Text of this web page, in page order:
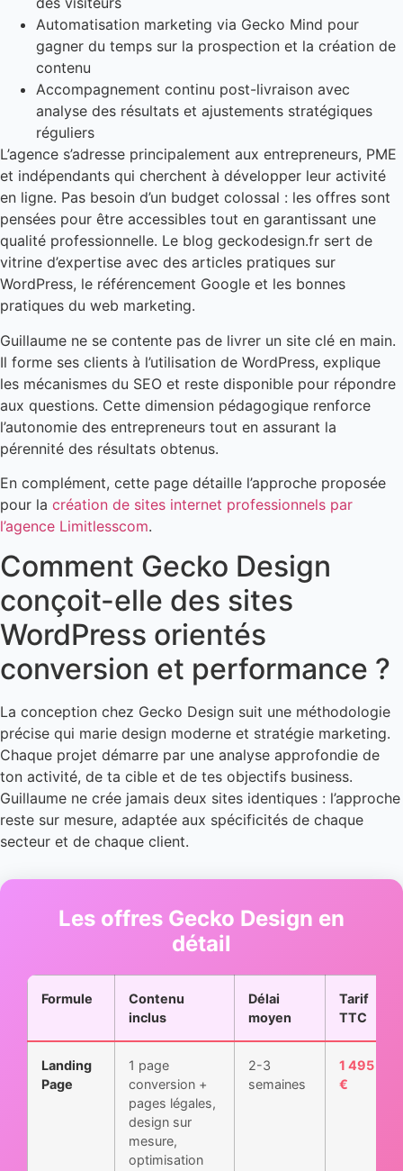
Automatisation marketing via Gecko Mind pour
gagner du temps sur la prospection et la création de
contenu
Accompagnement continu post-livraison avec
analyse des résultats et ajustements stratégiques
réguliers
L’agence s’adresse principalement aux entrepreneurs, PME
et indépendants qui cherchent à développer leur activité
en ligne. Pas besoin d’un budget colossal : les offres sont
pensées pour être accessibles tout en garantissant une
qualité professionnelle. Le blog geckodesign.fr sert de
vitrine d’expertise avec des articles pratiques sur
WordPress, le référencement Google et les bonnes
pratiques du web marketing.
Guillaume ne se contente pas de livrer un site clé en main.
Il forme ses clients à l’utilisation de WordPress, explique
les mécanismes du SEO et reste disponible pour répondre
aux questions. Cette dimension pédagogique renforce
l’autonomie des entrepreneurs tout en assurant la
pérennité des résultats obtenus.
En complément, cette page détaille l’approche proposée
pour la création de sites internet professionnels par
l’agence Limitlesscom.
Comment Gecko Design
conçoit-elle des sites
WordPress orientés
conversion et performance ?
La conception chez Gecko Design suit une méthodologie
précise qui marie design moderne et stratégie marketing.
Chaque projet démarre par une analyse approfondie de
ton activité, de ta cible et de tes objectifs business.
Guillaume ne crée jamais deux sites identiques : l’approche
reste sur mesure, adaptée aux spécificités de chaque
secteur et de chaque client.
Les offres Gecko Design en
détail
Formule
Contenu
inclus
Délai
moyen
Tarif
TTC
Landing
Page
1 page
conversion +
pages légales,
design sur
mesure,
optimisation
2-3
semaines
1 495
€